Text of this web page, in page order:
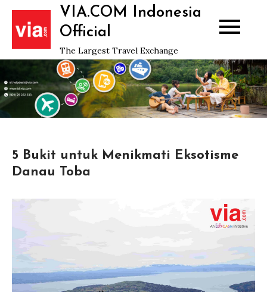
Skip
content
VIA.COM Indonesia
Official
The Largest Travel Exchange
5 Bukit untuk Menikmati Eksotisme
Danau Toba